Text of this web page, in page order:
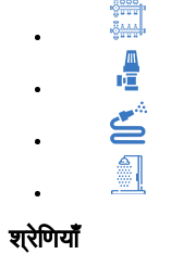
श्रेणियाँ